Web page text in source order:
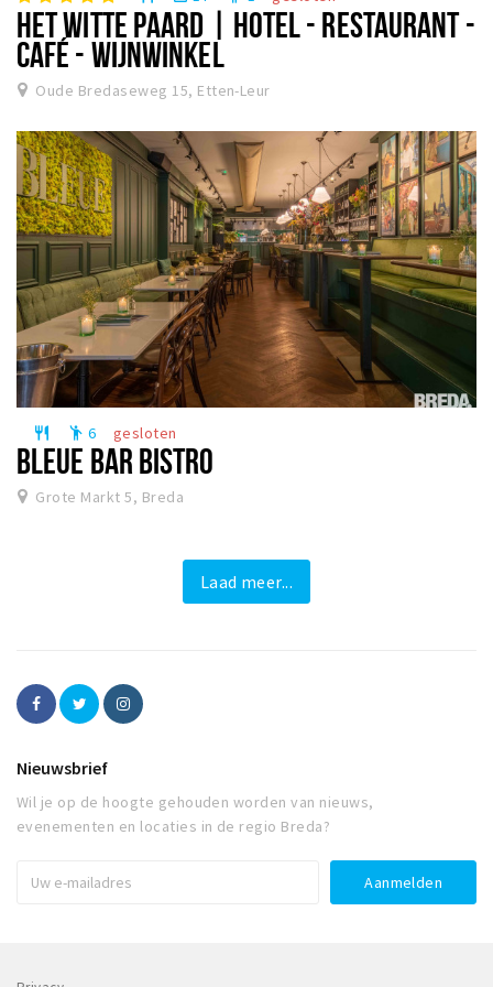
HET WITTE PAARD | HOTEL - RESTAURANT -
CAFÉ - WIJNWINKEL
Oude Bredaseweg 15, Etten-Leur
restaurant emoji_people 6 gesloten
BLEUE BAR BISTRO
Grote Markt 5, Breda
Laad meer...
Nieuwsbrief
Wil je op de hoogte gehouden worden van nieuws,
evenementen en locaties in de regio Breda?